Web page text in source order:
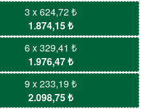
3 x 624,72 ₺
1.874,15 ₺
6 x 329,41 ₺
1.976,47 ₺
9 x 233,19 ₺
2.098,75 ₺